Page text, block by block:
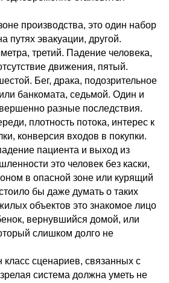
производства, это один набор
путях эвакуации, другой.
третий. Падение человека,
движения, пятый.
Бег, драка, подозрительное
банкомата, седьмой. Один и
разные последствия.
плотность потока, интерес к
конверсия входов в покупки.
пациента и выход из
это человек без каски,
в опасной зоне или курящий
бы даже думать о таких
объектов это знакомое лицо
вернувшийся домой, или
слишком долго не
класс сценариев, связанных с
система должна уметь не